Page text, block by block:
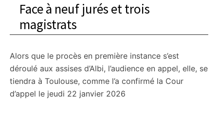
Face à neuf jurés et trois
magistrats
Alors que le procès en première instance s’est
déroulé aux assises d’Albi, l’audience en appel, elle, se
tiendra à Toulouse, comme l’a confirmé la Cour
d’appel le jeudi 22 janvier 2026